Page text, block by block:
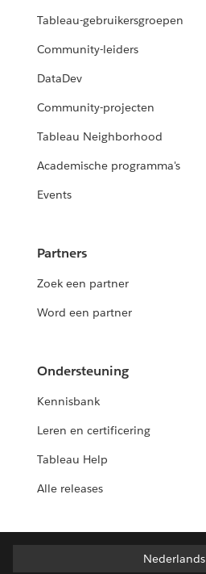
Tableau-gebruikersgroepen
Community-leiders
DataDev
Community-projecten
Tableau Neighborhood
Academische programma's
Events
Partners
Zoek een partner
Word een partner
Ondersteuning
Kennisbank
Leren en certificering
Tableau Help
Alle releases
Nederlands
Nederlands